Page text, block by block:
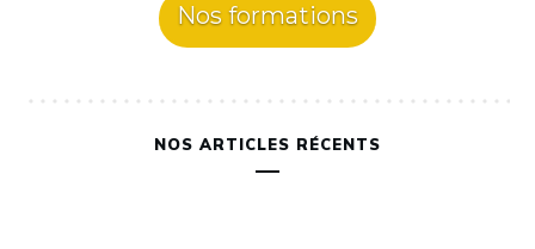
Nos formations
NOS ARTICLES RÉCENTS